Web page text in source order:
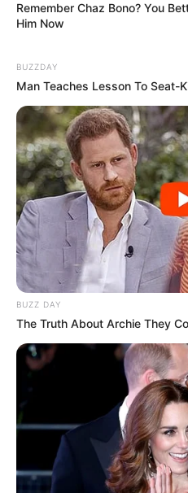
(foto:
FAQ
Siapa Vito Sinaga
Dia adalah YouTuber kelahiran
Siapa nama asli Vito Sinaga?
Remember Chaz Bono? You
Him Now
BUZZDAY
Man Teaches Lesson To Seat-
BUZZ DAY
The Truth About Archie They